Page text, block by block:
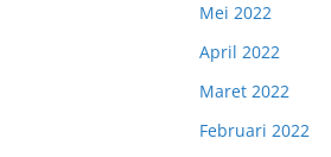
Mei 2022
April 2022
Maret 2022
Februari 2022